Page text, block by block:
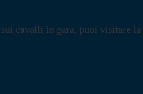
sui cavalli in gara, puoi visitare la